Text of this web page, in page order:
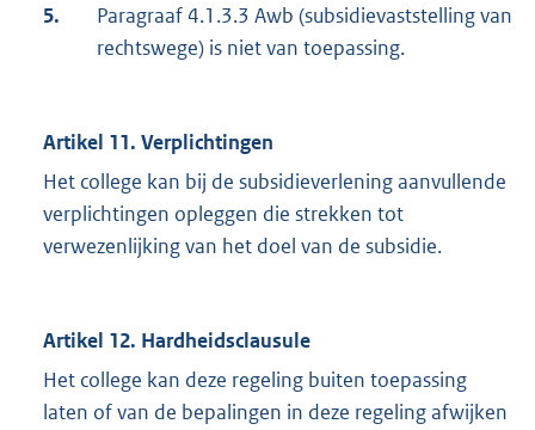
5.
Paragraaf 4.1.3.3 Awb (subsidievaststelling van
rechtswege) is niet van toepassing.
Artikel 11. Verplichtingen
Het college kan bij de subsidieverlening aanvullende
verplichtingen opleggen die strekken tot
verwezenlijking van het doel van de subsidie.
Artikel 12. Hardheidsclausule
Het college kan deze regeling buiten toepassing
laten of van de bepalingen in deze regeling afwijken